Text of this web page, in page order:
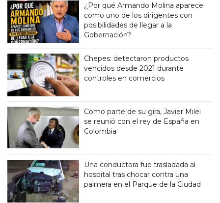
¿Por qué Armando Molina aparece
como uno de los dirigentes con
posibilidades de llegar a la
Gobernación?
Chepes: detectaron productos
vencidos desde 2021 durante
controles en comercios
Como parte de su gira, Javier Milei
se reunió con el rey de España en
Colombia
Una conductora fue trasladada al
hospital tras chocar contra una
palmera en el Parque de la Ciudad